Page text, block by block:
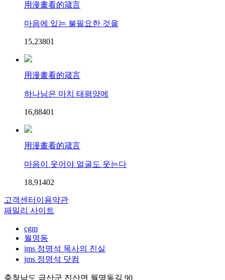
用漫畫看的箴言
마음에 있는 불필요한 것을
15,23801
用漫畫看的箴言
하나님은 마치 태평양에
16,88401
用漫畫看的箴言
마음이 웃어야 얼굴도 웃는다
18,91402
고객센터 이용약관
패밀리 사이트
cgm
월명동
jms 정명석 목사의 진실
jms 정명석 닷컴
충청남도 금산군 진산면 월명동길 90